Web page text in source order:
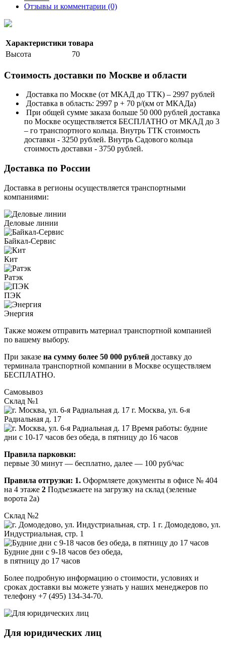
Отзывы и комментарии (0)
Характеристики товара
Высота
70
Стоимость доставки по Москве и области
Доставка по Москве (от МКАД до ТТК) – 2997 рублей
Доставка в область: 2997 р + 70 р/(км от МКАДа)
При общей сумме заказа больше 50 000 рублей доставка
по Москве осуществляется БЕСПЛАТНО от МКАД до 3
– го транспортного кольца. Внутрь ТТК стоимость
доставки - 3250 рублей. Внутрь Садового кольца
стоимость доставки - 3750 рублей.
Доставка по России
Доставка в регионы осуществляется транспортными
компаниями:
Деловые линии
Байкал-Сервис
Кит
Ратэк
ПЭК
Энергия
Также можем отправить материал транспортной компанией
по вашему выбору.
При заказе на сумму более 50 000 рублей доставку до
терминала транспортной компании в Москве осуществляем
БЕСПЛАТНО.
Самовывоз
Склад №1
г. Москва, ул. 6-я
Радиальная д. 17
Время работы: будние
дни с 10-17 часов без обеда, в пятницу до 16 часов
Правила парковки:
первые 30 минут — бесплатно, далее — 100 руб/час
Правила отгрузки: 1. Оформляете документы в офисе № 404
на 4 этаже 2 Подъезжаете на загрузку на склад (зеленые
ворота 2а)
Склад №2
г. Домодедово, ул.
Индустриальная, стр. 1
Будние дни с 9-18 часов без обеда,
в пятницу до 17 часов
Более подробную информацию о стоимости, условиях и
сроках доставки вы можете узнать у наших менеджеров по
телефону +7 (495) 134-34-70.
Для юридических лиц